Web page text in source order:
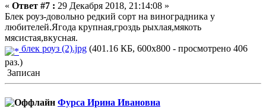
« Ответ #7 : 29 Декабря 2018, 21:14:08 »
Блек роуз-довольно редкий сорт на виноградника у
любителей.Ягода крупная,гроздь рыхлая,мякоть
мясистая,вкусная.
блек роуз (2).jpg (401.16 КБ, 600x800 - просмотрено 406
раз.)
Записан
Фурса Ирина Ивановна